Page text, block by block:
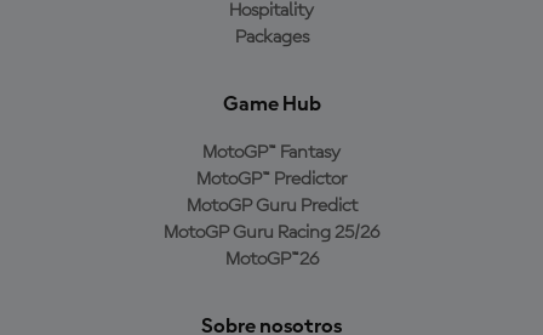
Hospitality
Packages
Game Hub
MotoGP™ Fantasy
MotoGP™ Predictor
MotoGP Guru Predict
MotoGP Guru Racing 25/26
MotoGP™26
Sobre nosotros